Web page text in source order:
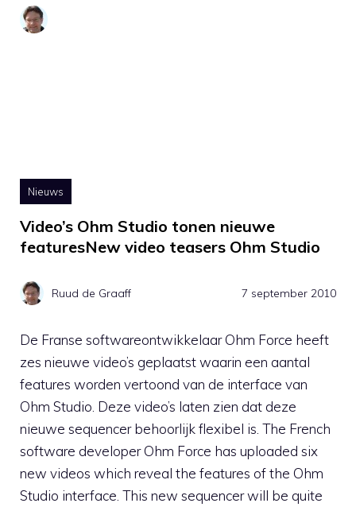
Nieuws
Video’s Ohm Studio tonen nieuwe
featuresNew video teasers Ohm Studio
Ruud de Graaff 7 september 2010
De Franse softwareontwikkelaar Ohm Force heeft
zes nieuwe video’s geplaatst waarin een aantal
features worden vertoond van de interface van
Ohm Studio. Deze video’s laten zien dat deze
nieuwe sequencer behoorlijk flexibel is. The French
software developer Ohm Force has uploaded six
new videos which reveal the features of the Ohm
Studio interface. This new sequencer will be quite